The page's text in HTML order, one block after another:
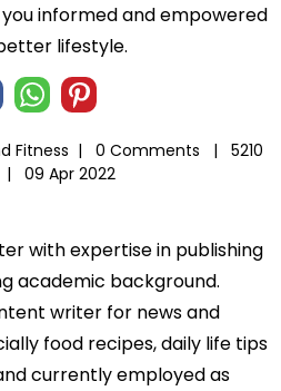
informed and empowered
lifestyle.
Fitness | 0 Comments |
5210
|
09 Apr 2022
with expertise in publishing
academic background.
writer for news and
food recipes, daily life tips
currently employed as